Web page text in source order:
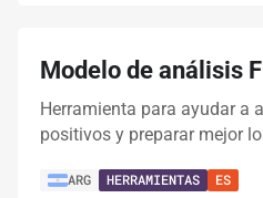
Modelo de análisis
Herramienta para ayudar a
positivos y preparar mejor
ARG HERRAMIENTAS ES